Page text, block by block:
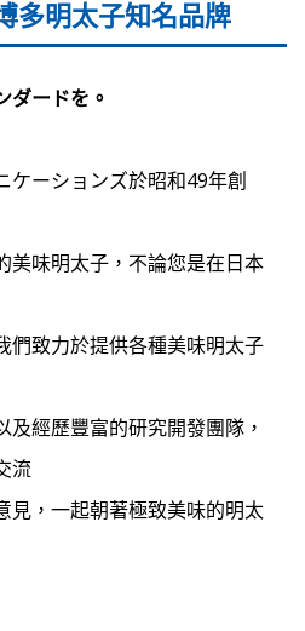
多明太子知名品牌
ダードを。
ケーションズ於昭和49年創
美味明太子，不論您是在日本
們致力於提供各種美味明太子
及經歷豐富的研究開發團隊，
流
見，一起朝著極致美味的明太